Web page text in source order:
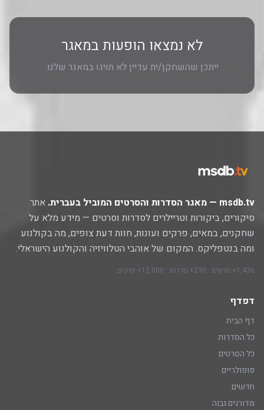
לא נמצאו הופעות במאגר
ייתכן שהשחקן/ית עדיין לא תויגו במאגר שלנו.
msdb.tv — מאגר הסדרות והסרטים המוביל בעברית.
אתר
סיקורים, ביקורות וטריילרים לסדרות וסרטים — מידע מלא על
שחקנים, במאים, פרקים ועונות, חוות דעת צופים, מה בקולנוע
ומה בנטפליקס. המקום של אוהבי הטלוויזיה והקולנוע הישראלי.
1,436+ סרטים · 230+ סדרות · 12,000+ פרקים
דפדף
דף הבית
כל הסדרות
כל הסרטים
פופולריים
חדשים
מדורגים גבוה